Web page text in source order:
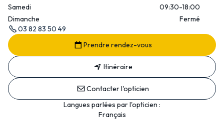
Samedi
09:30-18:00
Dimanche
Fermé
03 82 83 50 49
Prendre rendez-vous
Itinéraire
Contacter l'opticien
Langues parlées par l'opticien :
Français